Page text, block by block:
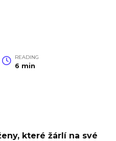
READING
6 min
které žárlí na své